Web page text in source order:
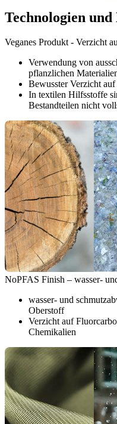
Technologien
Veganes Produkt - Verzicht
Verwendung von
pflanzlichen
Bewusster Verzicht
In textilen Hilfsstoffe
Bestandteilen nicht
NoPFAS Finish – wasser-
wasser- und
Oberstoff
Verzicht auf
Chemikalien